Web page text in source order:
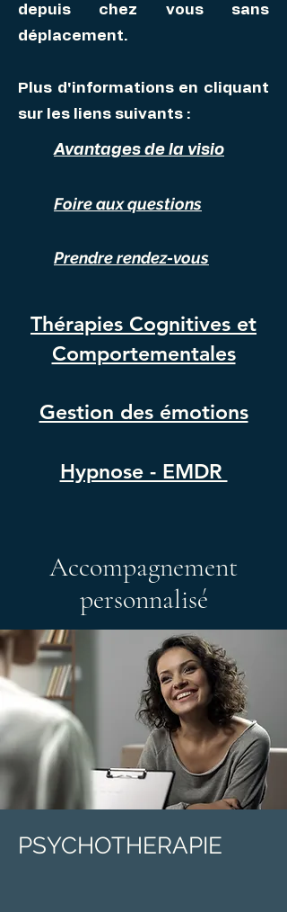
depuis chez vous sans
déplacement.
Plus d'informations en cliquant
sur les liens suivants :
Avantages de la visio
Foire aux questions
Prendre rendez-vous
Thérapies Cognitives et
Comportementales
Gestion des émotions
Hypnose - EMDR
Accompagnement
personnalisé
PSYCHOTHERAPIE